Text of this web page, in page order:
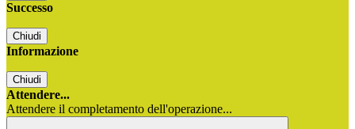
Successo
Chiudi
Informazione
Chiudi
Attendere...
Attendere il completamento dell'operazione...